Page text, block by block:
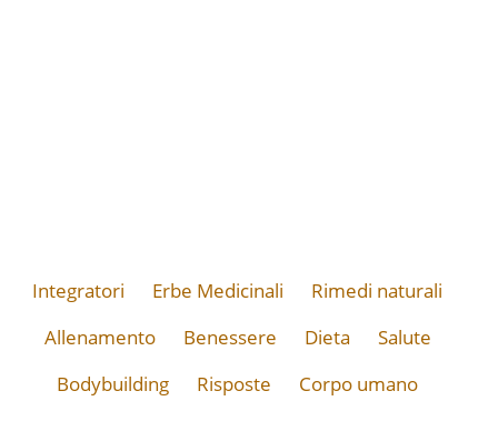
Integratori Erbe Medicinali
Rimedi naturali
Allenamento
Benessere Dieta
Salute
Bodybuilding
Risposte
Corpo umano